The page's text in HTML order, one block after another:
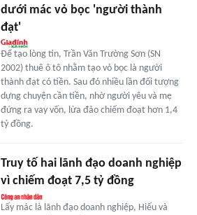
dưới mác vỏ bọc 'người thành
đạt'
Để tạo lòng tin, Trần Văn Trường Sơn (SN
2002) thuê ô tô nhằm tạo vỏ bọc là người
thành đạt có tiền. Sau đó nhiều lần đối tượng
dựng chuyện cần tiền, nhờ người yêu và mẹ
đứng ra vay vốn, lừa đảo chiếm đoạt hơn 1,4
tỷ đồng.
Truy tố hai lãnh đạo doanh nghiệp
vì chiếm đoạt 7,5 tỷ đồng
Lấy mác là lãnh đạo doanh nghiệp, Hiếu và